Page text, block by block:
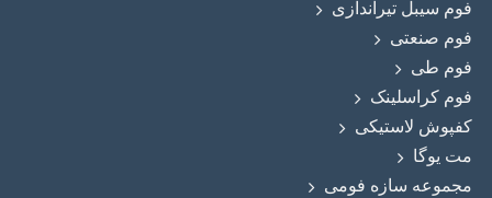
فوم سیبل تیراندازی
فوم صنعتی
فوم طی
فوم کراسلینک
کفپوش لاستیکی
مت یوگا
مجموعه سازه فومی